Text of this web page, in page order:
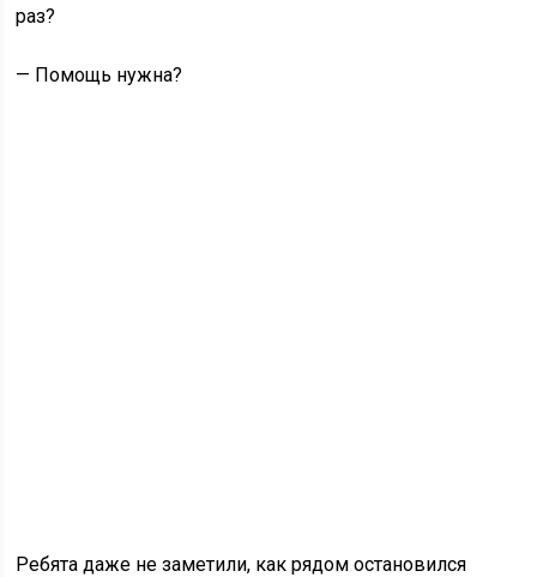
раз?
— Помощь нужна?
Ребята даже не заметили, как рядом остановился